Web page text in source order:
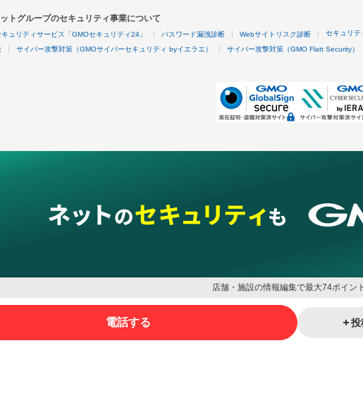
トグループのセキュリティ事業について
ュリティサービス「GMOセキュリティ24」 パスワード漏洩診断 Webサイトリスク診断 セキュリテ
サイバー攻撃対策（GMOサイバーセキュリティ byイエラエ） サイバー攻撃対策（GMO Flatt Security）
ス マーケティング支援
店舗・施設の情報編集で最大74ポイン
電話する 投